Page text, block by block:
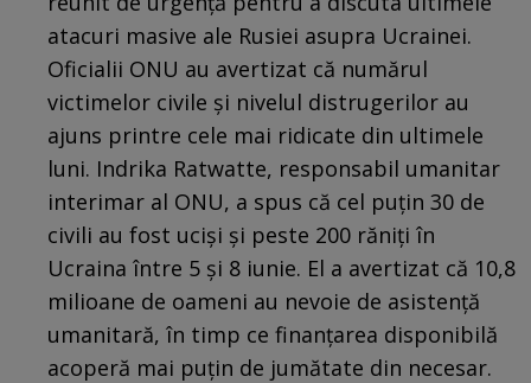
atacuri masive ale Rusiei asupra Ucrainei.
Oficialii ONU au avertizat că numărul
victimelor civile și nivelul distrugerilor au
ajuns printre cele mai ridicate din ultimele
luni. Indrika Ratwatte, responsabil umanitar
interimar al ONU, a spus că cel puțin 30 de
civili au fost uciși și peste 200 răniți în
Ucraina între 5 și 8 iunie. El a avertizat că 10,8
milioane de oameni au nevoie de asistență
umanitară, în timp ce finanțarea disponibilă
acoperă mai puțin de jumătate din necesar.